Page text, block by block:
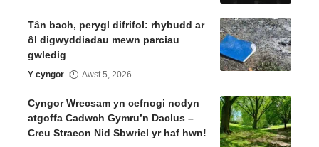
Tân bach, perygl difrifol: rhybudd ar
ôl digwyddiadau mewn parciau
gwledig
Y cyngor Awst 5, 2026
Cyngor Wrecsam yn cefnogi nodyn
atgoffa Cadwch Gymru’n Daclus –
Creu Straeon Nid Sbwriel yr haf hwn!